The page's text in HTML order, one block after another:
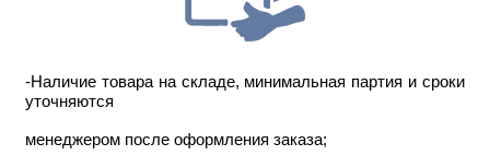
-Наличие товара на складе, минимальная партия и сроки
уточняются
менеджером после оформления заказа;